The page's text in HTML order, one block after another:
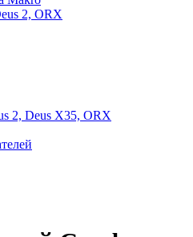
2, ORX
2, Deus X35, ORX